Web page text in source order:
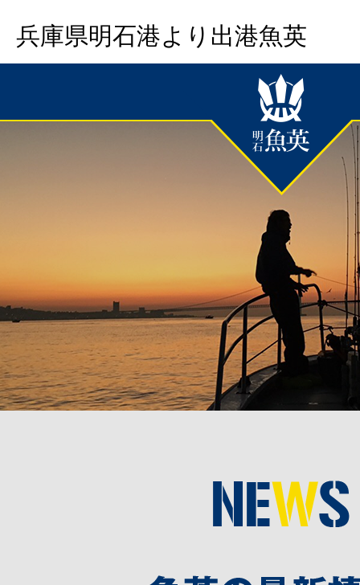
兵庫県明石港より出港魚英